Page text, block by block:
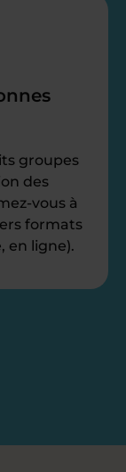
groupes
des
vous à
formats
en ligne).